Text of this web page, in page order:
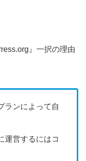
』一択の理由
ランによって自
運営するにはコ